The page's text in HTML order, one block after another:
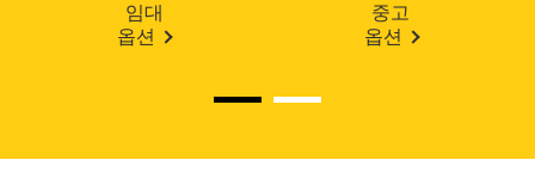
임대
옵션
중고
옵션